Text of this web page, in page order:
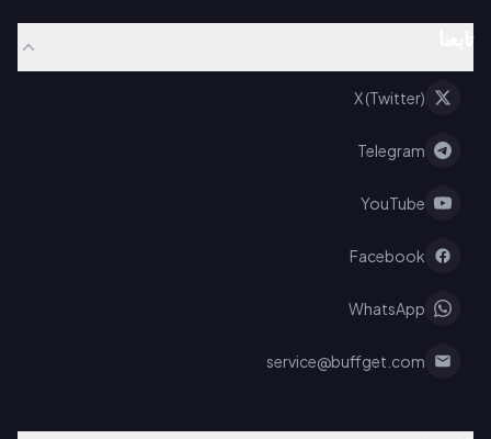
X (Twitter)
Telegram
YouTube
Facebook
WhatsApp
service@buffget.com